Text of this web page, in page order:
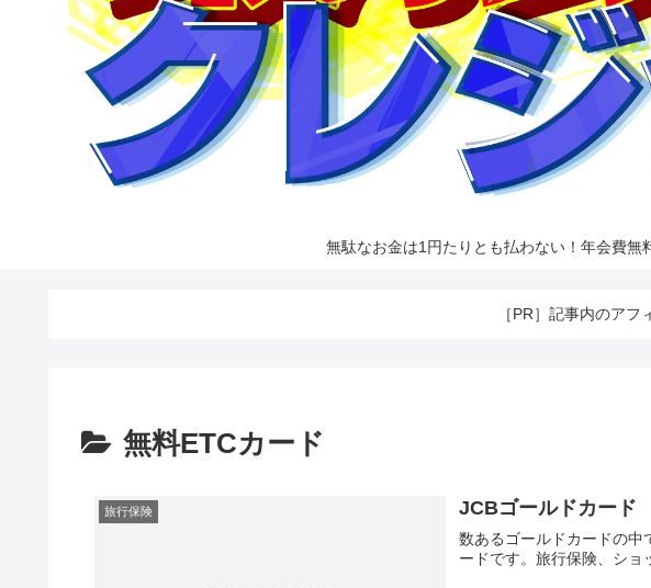
無駄なお金は1円たりとも払わない！年会費無
［PR］記事内のア
無料ETCカード
旅行保険 JCBゴールドカード
数あるゴールドカードの中
ードです。旅行保険、ショ